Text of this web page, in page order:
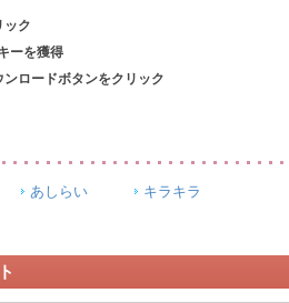
ック
ーを獲得
ロードボタンをクリック
あしらい
キラキラ